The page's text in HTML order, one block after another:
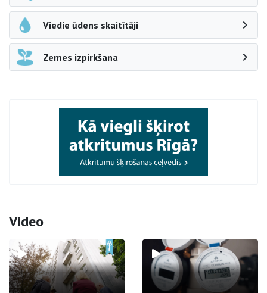
Viedie ūdens skaitītāji
Zemes izpirkšana
Video